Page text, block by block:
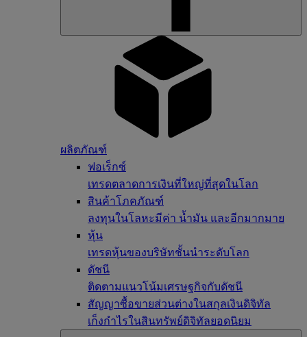
ผลิตภัณฑ์
ฟอเร็กซ์
เทรดตลาดการเงินที่ใหญ่ที่สุดในโลก
สินค้าโภคภัณฑ์
ลงทุนในโลหะมีค่า น้ำมัน และอีกมากมาย
หุ้น
เทรดหุ้นของบริษัทชั้นนำระดับโลก
ดัชนี
ติดตามแนวโน้มเศรษฐกิจกับดัชนี
สัญญาซื้อขายส่วนต่างในสกุลเงินดิจิทัล
เก็งกำไรในสินทรัพย์ดิจิทัลยอดนิยม